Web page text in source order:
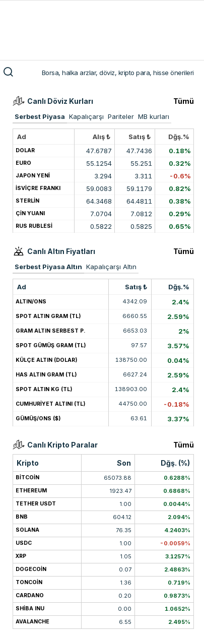
Borsa, halka arzlar, döviz, kripto para, hisse önerileri
Canlı Döviz Kurları Tümü
Serbest Piyasa Kapalıçarşı Pariteler MB kurları
Ad Alış ₺ Satış ₺ Dğş.%
DOLAR 47.6787 47.7436 0.18%
EURO 55.1254 55.251 0.32%
JAPON YENİ 3.294 3.311 -0.6%
İSVİÇRE FRANKI 59.0083 59.1179 0.82%
STERLİN 64.3468 64.4811 0.38%
ÇİN YUANI 7.0704 7.0812 0.29%
RUS RUBLESİ 0.5822 0.5825 0.65%
Canlı Altın Fiyatları Tümü
Serbest Piyasa Altın Kapalıçarşı Altın
Ad Satış ₺ Dğş.%
ALTIN/ONS 4342.09 2.4%
SPOT ALTIN GRAM (TL) 6660.55 2.59%
GRAM ALTIN SERBEST P. 6653.03 2%
SPOT GÜMÜŞ GRAM (TL) 97.57 3.57%
KÜLÇE ALTIN (DOLAR) 138750.00 0.04%
HAS ALTIN GRAM (TL) 6627.24 2.59%
SPOT ALTIN KG (TL) 138903.00 2.4%
CUMHURİYET ALTINI (TL) 44750.00 -0.18%
GÜMÜŞ/ONS ($) 63.61 3.37%
Canlı Kripto Paralar Tümü
Kripto Son Dğş. (%)
BITCOIN 65073.88 0.6288%
ETHEREUM 1923.47 0.6868%
TETHER USDT 1.00 0.0044%
BNB 604.12 2.094%
SOLANA 76.35 4.2403%
USDC 1.00 -0.0059%
XRP 1.05 3.1257%
DOGECOIN 0.07 2.4863%
TONCOIN 1.36 0.719%
CARDANO 0.20 0.9873%
SHIBA INU 0.00 1.0652%
AVALANCHE 6.55 2.495%